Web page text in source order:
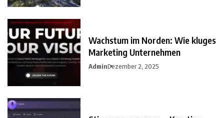
Wachstum im Norden: Wie kluges
Marketing Unternehmen
AdminDezember 2, 2025